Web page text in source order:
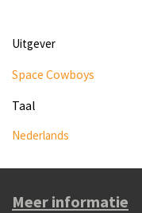
Uitgever
Space Cowboys
Taal
Nederlands
Meer informatie